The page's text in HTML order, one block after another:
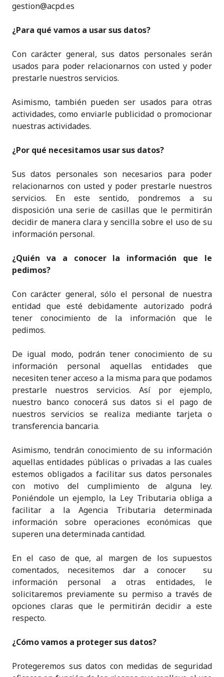
gestion@acpd.es
¿Para qué vamos a usar sus datos?
Con carácter general, sus datos personales serán
usados para poder relacionarnos con usted y poder
prestarle nuestros servicios.
Asimismo, también pueden ser usados para otras
actividades, como enviarle publicidad o promocionar
nuestras actividades.
¿Por qué necesitamos usar sus datos?
Sus datos personales son necesarios para poder
relacionarnos con usted y poder prestarle nuestros
servicios. En este sentido, pondremos a su
disposición una serie de casillas que le permitirán
decidir de manera clara y sencilla sobre el uso de su
información personal.
¿Quién va a conocer la información que le
pedimos?
Con carácter general, sólo el personal de nuestra
entidad que esté debidamente autorizado podrá
tener conocimiento de la información que le
pedimos.
De igual modo, podrán tener conocimiento de su
información personal aquellas entidades que
necesiten tener acceso a la misma para que podamos
prestarle nuestros servicios. Así por ejemplo,
nuestro banco conocerá sus datos si el pago de
nuestros servicios se realiza mediante tarjeta o
transferencia bancaria.
Asimismo, tendrán conocimiento de su información
aquellas entidades públicas o privadas a las cuales
estemos obligados a facilitar sus datos personales
con motivo del cumplimiento de alguna ley.
Poniéndole un ejemplo, la Ley Tributaria obliga a
facilitar a la Agencia Tributaria determinada
información sobre operaciones económicas que
superen una determinada cantidad.
En el caso de que, al margen de los supuestos
comentados, necesitemos dar a conocer su
información personal a otras entidades, le
solicitaremos previamente su permiso a través de
opciones claras que le permitirán decidir a este
respecto.
¿Cómo vamos a proteger sus datos?
Protegeremos sus datos con medidas de seguridad